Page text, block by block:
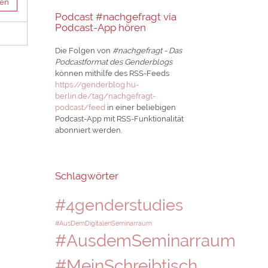
Podcast #nachgefragt via
Podcast-App hören
Die Folgen von #nachgefragt - Das
Podcastformat des Genderblogs
können mithilfe des RSS-Feeds
https://genderblog.hu-
berlin.de/tag/nachgefragt-
podcast/feed in einer beliebigen
Podcast-App mit RSS-Funktionalität
abonniert werden.
Schlagwörter
#4genderstudies
#AusDemDigitalenSeminarraum
#AusdemSeminarraum